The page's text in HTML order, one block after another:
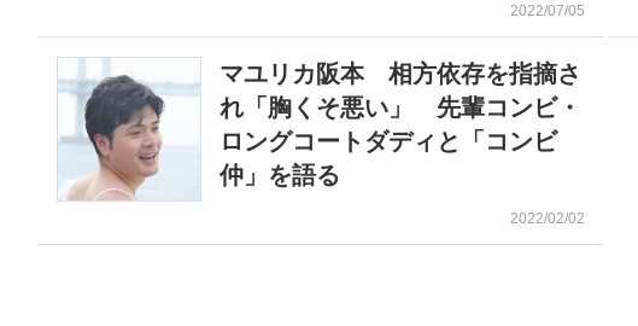
2022/07/05
マユリカ阪本 相方依存を指摘さ
れ「胸くそ悪い」 先輩コンビ・
ロングコートダディと「コンビ
仲」を語る
2022/02/02